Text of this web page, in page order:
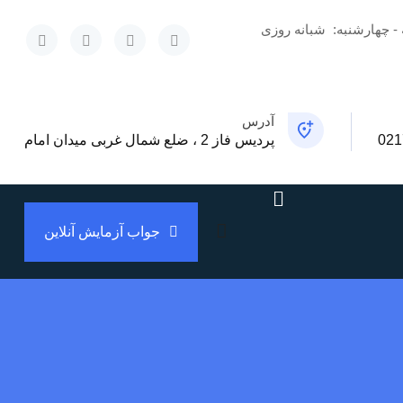
- چهارشنبه: شبانه روزی
آدرس
پردیس فاز 2 ، ضلع شمال غربی میدان امام
جواب آزمایش آنلاین